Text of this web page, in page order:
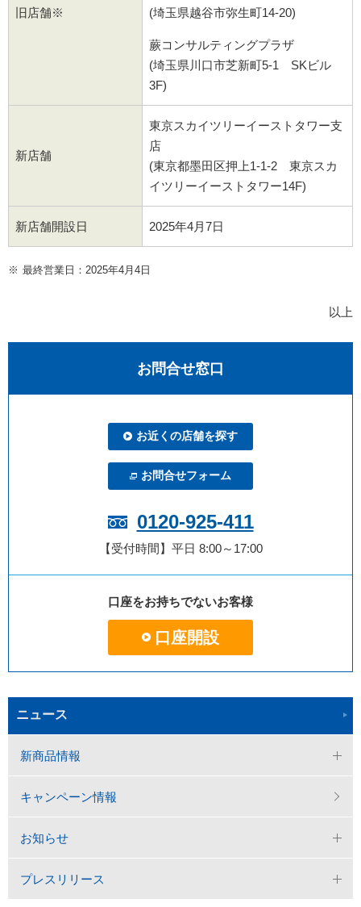
旧店舗※
(埼玉県越谷市弥生町14-20)
蕨コンサルティングプラザ
(埼玉県川口市芝新町5-1 SKビル
3F)
新店舗
東京スカイツリーイーストタワー支
店
(東京都墨田区押上1-1-2 東京スカ
イツリーイーストタワー14F)
新店舗開設日 2025年4月7日
※ 最終営業日：2025年4月4日
以上
お問合せ窓口
お近くの店舗を探す
お問合せフォーム
0120-925-411
【受付時間】平日 8:00～17:00
口座をお持ちでないお客様
口座開設
ニュース
新商品情報
キャンペーン情報
お知らせ
プレスリリース